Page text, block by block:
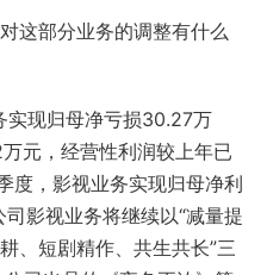
这部分业务的调整有什么
现归母净亏损30.27万
元，经营性利润较上年已
度，影视业务实现归母净利
影视业务将继续以“减量提
、短剧精作、共生共长”三